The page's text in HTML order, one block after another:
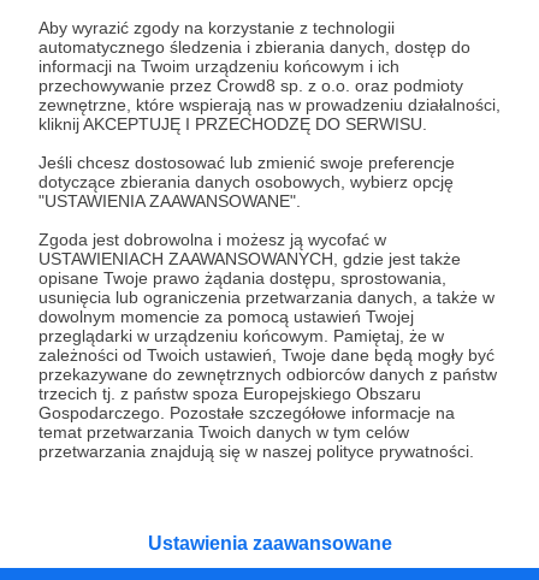
Aby wyrazić zgody na korzystanie z technologii
automatycznego śledzenia i zbierania danych, dostęp do
informacji na Twoim urządzeniu końcowym i ich
przechowywanie przez Crowd8 sp. z o.o. oraz podmioty
zewnętrzne, które wspierają nas w prowadzeniu działalności,
kliknij AKCEPTUJĘ I PRZECHODZĘ DO SERWISU.
Jeśli chcesz dostosować lub zmienić swoje preferencje
dotyczące zbierania danych osobowych, wybierz opcję
"USTAWIENIA ZAAWANSOWANE".
Zgoda jest dobrowolna i możesz ją wycofać w
USTAWIENIACH ZAAWANSOWANYCH, gdzie jest także
opisane Twoje prawo żądania dostępu, sprostowania,
usunięcia lub ograniczenia przetwarzania danych, a także w
dowolnym momencie za pomocą ustawień Twojej
przeglądarki w urządzeniu końcowym. Pamiętaj, że w
zależności od Twoich ustawień, Twoje dane będą mogły być
przekazywane do zewnętrznych odbiorców danych z państw
trzecich tj. z państw spoza Europejskiego Obszaru
Gospodarczego. Pozostałe szczegółowe informacje na
temat przetwarzania Twoich danych w tym celów
przetwarzania znajdują się w naszej polityce prywatności.
Ustawienia zaawansowane
Udostępnij
Zbigniew Hołdys
Zobacz profil autora
Zobacz również
Zeszytos 4
DZISIAJ!